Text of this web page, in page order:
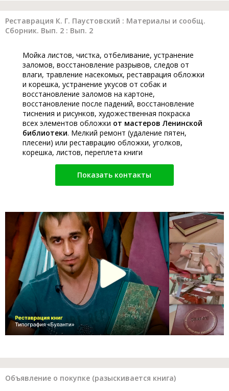
Реставрация К. Г. Паустовский : Материалы и сообщ.
Сборник. Вып. 2 : Вып. 2
Мойка листов, чистка, отбеливание, устранение
заломов, восстановление разрывов, следов от
влаги, травление насекомых, реставрация обложки
и корешка, устранение укусов от собак и
восстановление заломов на картоне,
восстановление после падений, восстановление
тиснения и рисунков, художественная покраска
всех элементов обложки от мастеров Ленинской
библиотеки. Мелкий ремонт (удаление пятен,
плесени) или реставрацию обложки, уголков,
корешка, листов, переплета книги
Показать контакты
Объявление о покупке (разыскивается книга)